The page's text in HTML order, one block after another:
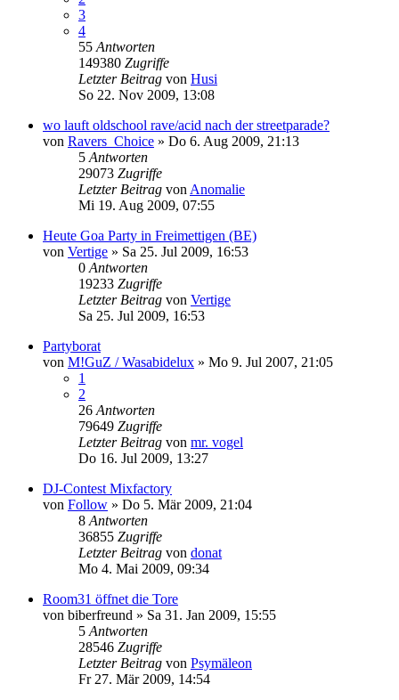
3
4
55 Antworten
149380 Zugriffe
Letzter Beitrag von Husi
So 22. Nov 2009, 13:08
wo lauft oldschool rave/acid nach der streetparade?
von Ravers_Choice » Do 6. Aug 2009, 21:13
5 Antworten
29073 Zugriffe
Letzter Beitrag von Anomalie
Mi 19. Aug 2009, 07:55
Heute Goa Party in Freimettigen (BE)
von Vertige » Sa 25. Jul 2009, 16:53
0 Antworten
19233 Zugriffe
Letzter Beitrag von Vertige
Sa 25. Jul 2009, 16:53
Partyborat
von M!GuZ / Wasabidelux » Mo 9. Jul 2007, 21:05
1
2
26 Antworten
79649 Zugriffe
Letzter Beitrag von mr. vogel
Do 16. Jul 2009, 13:27
DJ-Contest Mixfactory
von Follow » Do 5. Mär 2009, 21:04
8 Antworten
36855 Zugriffe
Letzter Beitrag von donat
Mo 4. Mai 2009, 09:34
Room31 öffnet die Tore
von biberfreund » Sa 31. Jan 2009, 15:55
5 Antworten
28546 Zugriffe
Letzter Beitrag von Psymäleon
Fr 27. Mär 2009, 14:54